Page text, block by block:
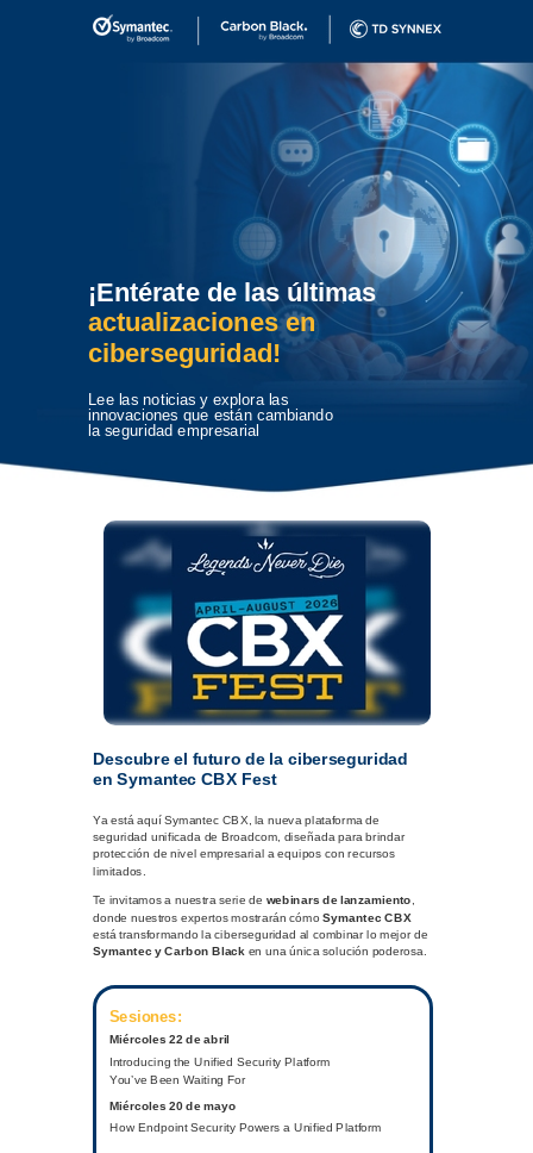
¡Entérate de las últimas
actualizaciones en
ciberseguridad!
Lee las noticias y explora las
innovaciones que están cambiando
la seguridad empresarial
Descubre el futuro de la ciberseguridad
en Symantec CBX Fest
Ya está aquí Symantec CBX, la nueva plataforma de
seguridad unificada de Broadcom, diseñada para brindar
protección de nivel empresarial a equipos con recursos
limitados.
Te invitamos a nuestra serie de webinars de lanzamiento,
donde nuestros expertos mostrarán cómoSymantec CBX
está transformando la ciberseguridad al combinar lo mejor de
Symantec y Carbon Black en una única solución poderosa.
Sesiones:
Miércoles 22 de abril
Introducing the Unified Security Platform
You’ve Been Waiting For
Miércoles 20 de mayo
How Endpoint Security Powers a Unified Platform